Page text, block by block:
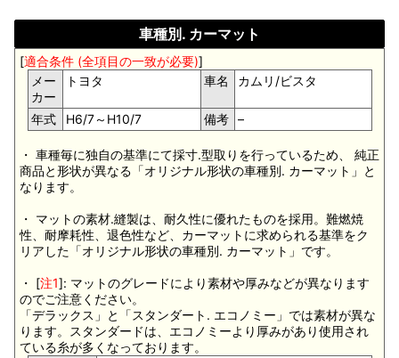
車種別. カーマット
[適合条件 (全項目の一致が必要)]
メー
カー
トヨタ 車名 カムリ/ビスタ
年式 H6/7～H10/7 備考 –
・ 車種毎に独自の基準にて採寸.型取りを行っているため、 純正
商品と形状が異なる「オリジナル形状の車種別. カーマット」と
なります。
・ マットの素材.縫製は、耐久性に優れたものを採用。難燃焼
性、耐摩耗性、退色性など、カーマットに求められる基準をク
リアした「オリジナル形状の車種別. カーマット」です。
・ [注1]: マットのグレードにより素材や厚みなどが異なります
のでご注意ください。
「デラックス」と「スタンダート. エコノミー」では素材が異な
ります。スタンダードは、エコノミーより厚みがあり使用され
ている糸が多くなっております。